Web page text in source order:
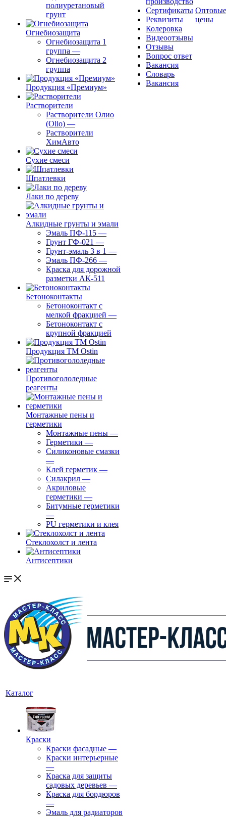
полиуретановый
грунт
Огнебиозащита
Огнебиозащита 1
группа —
Огнебиозащита 2
группа
Продукция «Премиум»
Растворители
Растворители Олио
(Olio) —
Растворители
ХимАвто
Сухие смеси
Шпатлевки
Лаки по дереву
Алкидные грунты и эмали
Эмаль ПФ-115 —
Грунт ГФ-021 —
Грунт-эмаль 3 в 1 —
Эмаль ПФ-266 —
Краска для дорожной
разметки АК-511
Бетоноконтакты
Бетоноконтакт с
мелкой фракцией —
Бетоноконтакт с
крупной фракцией
Продукция ТМ Ostin
Противогололедные
реагенты
Монтажные пены и
герметики
Монтажные пены —
Герметики —
Силиконовые смазки
—
Клей герметик —
Силакрил —
Акриловые
герметики —
Битумные герметики
—
PU герметики и клея
Стеклохолст и лента
Антисептики
Сертификаты
Реквизиты
Колеровка
Видеоотзывы
Отзывы
Вопрос ответ
Вакансия
Словарь
Вакансия
Оптовые
цены
Каталог
Краски
Краски фасадные —
Краски интерьерные
—
Краска для защиты
садовых деревьев —
⁠Краска для бордюров
—
Эмаль для радиаторов